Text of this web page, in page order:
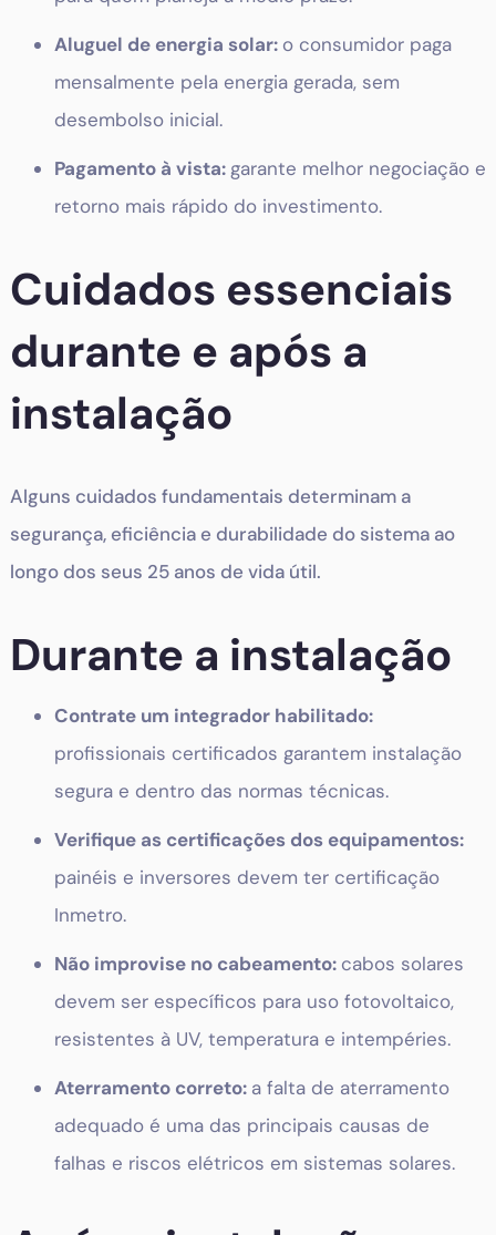
Aluguel de energia solar: o consumidor paga
mensalmente pela energia gerada, sem
desembolso inicial.
Pagamento à vista: garante melhor negociação e
retorno mais rápido do investimento.
Cuidados essenciais
durante e após a
instalação
Alguns cuidados fundamentais determinam a
segurança, eficiência e durabilidade do sistema ao
longo dos seus 25 anos de vida útil.
Durante a instalação
Contrate um integrador habilitado:
profissionais certificados garantem instalação
segura e dentro das normas técnicas.
Verifique as certificações dos equipamentos:
painéis e inversores devem ter certificação
Inmetro.
Não improvise no cabeamento: cabos solares
devem ser específicos para uso fotovoltaico,
resistentes à UV, temperatura e intempéries.
Aterramento correto: a falta de aterramento
adequado é uma das principais causas de
falhas e riscos elétricos em sistemas solares.